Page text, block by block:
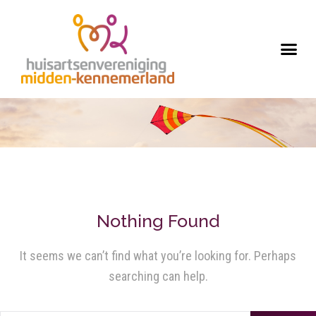
Nothing Found
It seems we can’t find what you’re looking for. Perhaps
searching can help.